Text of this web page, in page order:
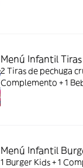
Menú Infantil Tiras
2 Tiras de pechuga
Complemento + 1
Menú Infantil
1 Burger Kids + 1